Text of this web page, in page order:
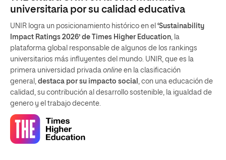
universitaria por su calidad educativa
UNIR logra un posicionamiento histórico en el ‘Sustainability
Impact Ratings 2026’ de Times Higher Education, la
plataforma global responsable de algunos de los rankings
universitarios más influyentes del mundo. UNIR, que es la
primera universidad privada online en la clasificación
general, destaca por su impacto social , con una educación de
calidad, su contribución al desarrollo sostenible, la igualdad de
genero y el trabajo decente.